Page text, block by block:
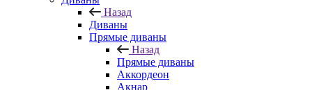
Назад
Диваны
Прямые диваны
Назад
Прямые диваны
Аккордеон
Акнар